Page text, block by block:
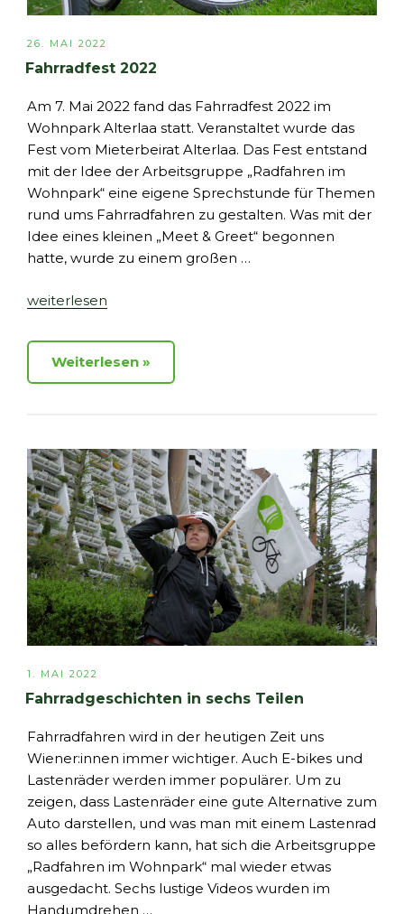
VERÖFFENTLICHT
26. MAI 2022
Fahrradfest 2022
Am 7. Mai 2022 fand das Fahrradfest 2022 im
Wohnpark Alterlaa statt. Veranstaltet wurde das
Fest vom Mieterbeirat Alterlaa. Das Fest entstand
mit der Idee der Arbeitsgruppe „Radfahren im
Wohnpark“ eine eigene Sprechstunde für Themen
rund ums Fahrradfahren zu gestalten. Was mit der
Idee eines kleinen „Meet & Greet“ begonnen
hatte, wurde zu einem großen …
„Fahrradfest
weiterlesen
Weiterlesen
VERÖFFENTLICHT
1. MAI 2022
Fahrradgeschichten in sechs Teilen
Fahrradfahren wird in der heutigen Zeit uns
Wiener:innen immer wichtiger. Auch E-bikes und
Lastenräder werden immer populärer. Um zu
zeigen, dass Lastenräder eine gute Alternative zum
Auto darstellen, und was man mit einem Lastenrad
so alles befördern kann, hat sich die Arbeitsgruppe
„Radfahren im Wohnpark“ mal wieder etwas
ausgedacht. Sechs lustige Videos wurden im
Handumdrehen …